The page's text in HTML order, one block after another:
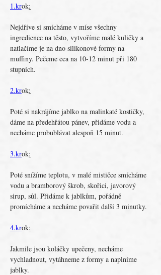
1.krok:
Nejdříve si smícháme v míse všechny
ingredience na těsto, vytvoříme malé kuličky a
natlačíme je na dno silikonové formy na
muffiny. Pečeme cca na 10-12 minut při 180
stupních.
2.krok:
Poté si nakrájíme jablko na malinkaté kostičky,
dáme na předehřátou pánev, přidáme vodu a
necháme probublávat alespoň 15 minut.
3.krok:
Poté snížíme teplotu, v malé mističce smícháme
vodu a bramborový škrob, skořici, javorový
sirup, sůl. Přidáme k jablkům, pořádně
promícháme a necháme povařit další 3 minutky.
4.krok:
Jakmile jsou koláčky upečeny, necháme
vychladnout, vytáhneme z formy a naplníme
jablky.